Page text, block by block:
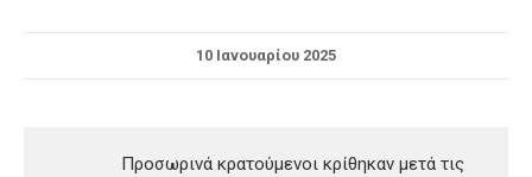
10 Ιανουαρίου 2025
Προσωρινά κρατούμενοι κρίθηκαν μετά τις